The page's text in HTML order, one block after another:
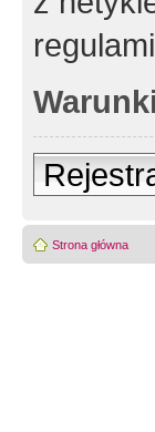
Strona główna